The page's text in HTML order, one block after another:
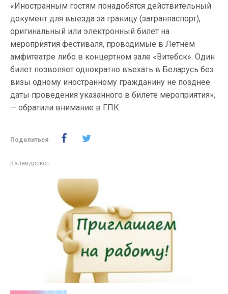
«Иностранным гостям понадобятся действительный
документ для выезда за границу (загранпаспорт),
оригинальный или электронный билет на
мероприятия фестиваля, проводимые в Летнем
амфитеатре либо в концертном зале «Витебск». Один
билет позволяет однократно въехать в Беларусь без
визы одному иностранному гражданину не позднее
даты проведения указанного в билете мероприятия»,
— обратили внимание в ГПК.
Поделиться
Калейдоскоп